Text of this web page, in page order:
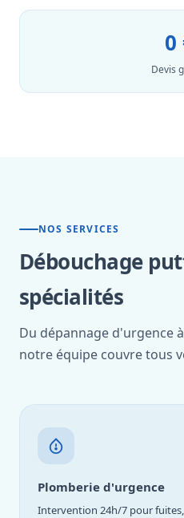
0
Devis
NOS SERVICES
Débouchage
spécialités
Du dépannage d'urgence
notre équipe couvre tous
Plomberie d'urgence
Intervention 24h/7 pour